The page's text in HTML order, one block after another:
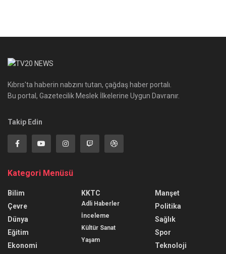
Kıbrıs'ta haberin nabzını tutan, çağdaş haber portalı.
Bu portal, Gazetecilik Meslek İlkelerine Uygun Davranır.
Takip Edin
Kategori Menüsü
Bilim
Çevre
Dünya
Eğitim
Ekonomi
KKTC
Adli Haberler
İnceleme
Kültür Sanat
Yaşam
Manşet
Politika
Sağlık
Spor
Teknoloji